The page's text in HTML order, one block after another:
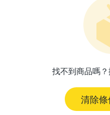
找不到商品嗎
清除